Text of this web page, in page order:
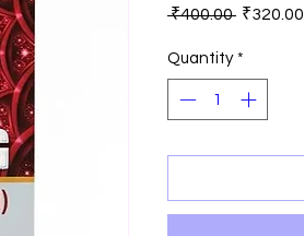
₹400.00 Regular
₹320.00
Quantity *